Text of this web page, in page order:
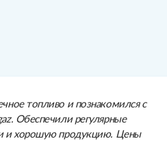
топливо и познакомился с
Обеспечили регулярные
и хорошую продукцию. Цены